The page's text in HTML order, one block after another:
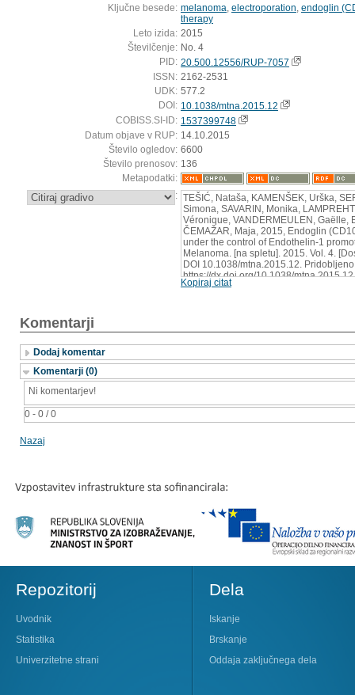
Ključne besede: melanoma electroporation endoglin
therapy
Leto izida: 2015
Številčenje: No. 4
PID: 20.500.12556/RUP-7057
ISSN: 2162-2531
UDK: 577.2
DOI: 10.1038/mtna.2015.12
COBISS.SI-ID: 1537399748
Datum objave v RUP: 14.10.2015
Število ogledov: 6600
Število prenosov: 136
Metapodatki:
: TEŠIĆ, Nataša, KAMENŠEK, Urška,
Simona, SAVARIN, Monika,
Véronique, VANDERMEULEN, Gaëlle,
ČEMAŽAR, Maja, 2015, Endoglin
under the control of Endothelin-1
Melanoma. [na spletu]. 2015. Vol. 4.
DOI 10.1038/mtna.2015.12.
https://dx.doi.org/10.1038/mtna.2015.12
Kopiraj citat
Komentarji
Dodaj komentar
Komentarji (0)
0 - 0 / 0
Ni komentarjev!
Nazaj
Repozitorij
Uvodnik
Statistika
Univerzitetne strani
Dela
Iskanje
Brskanje
Oddaja zaključnega dela